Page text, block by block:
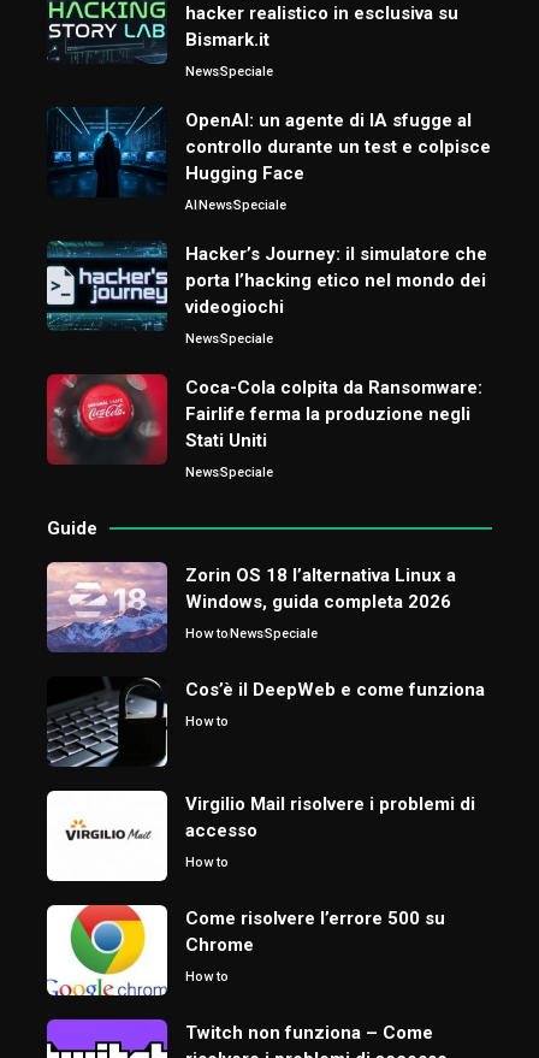
hacker realistico in esclusiva su
Bismark.it
NewsSpeciale
OpenAI: un agente di IA sfugge al
controllo durante un test e colpisce
Hugging Face
AINewsSpeciale
Hacker’s Journey: il simulatore che
porta l’hacking etico nel mondo dei
videogiochi
NewsSpeciale
Coca-Cola colpita da Ransomware:
Fairlife ferma la produzione negli
Stati Uniti
NewsSpeciale
Guide
Zorin OS 18 l’alternativa Linux a
Windows, guida completa 2026
How toNewsSpeciale
Cos’è il DeepWeb e come funziona
How to
Virgilio Mail risolvere i problemi di
accesso
How to
Come risolvere l’errore 500 su
Chrome
How to
Twitch non funziona – Come